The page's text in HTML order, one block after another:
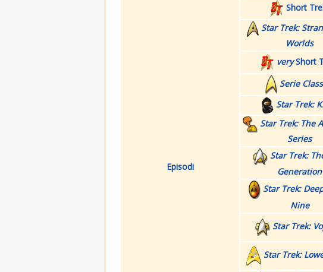
Episodi
Short
Star Trek:
Worlds
veryShort
Serie
Star Trek:
Star Trek: The
Series
Star Trek:
Generation
Star Trek:
Nine
Star Trek:
Star Trek: